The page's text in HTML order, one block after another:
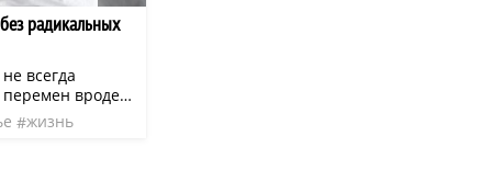
радикальных
всегда
перемен вроде
или
практике
жизнь